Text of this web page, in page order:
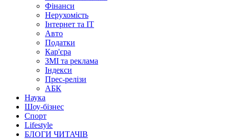
Фінанси
Нерухомість
Інтернет та IT
Авто
Податки
Кар'єра
ЗМІ та реклама
Індекси
Прес-релізи
АБК
Наука
Шоу-бізнес
Спорт
Lifestyle
БЛОГИ ЧИТАЧІВ